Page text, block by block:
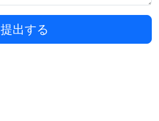
提出する